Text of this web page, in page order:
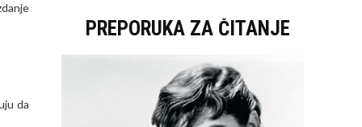
da
PREPORUKA ZA ČITANJE